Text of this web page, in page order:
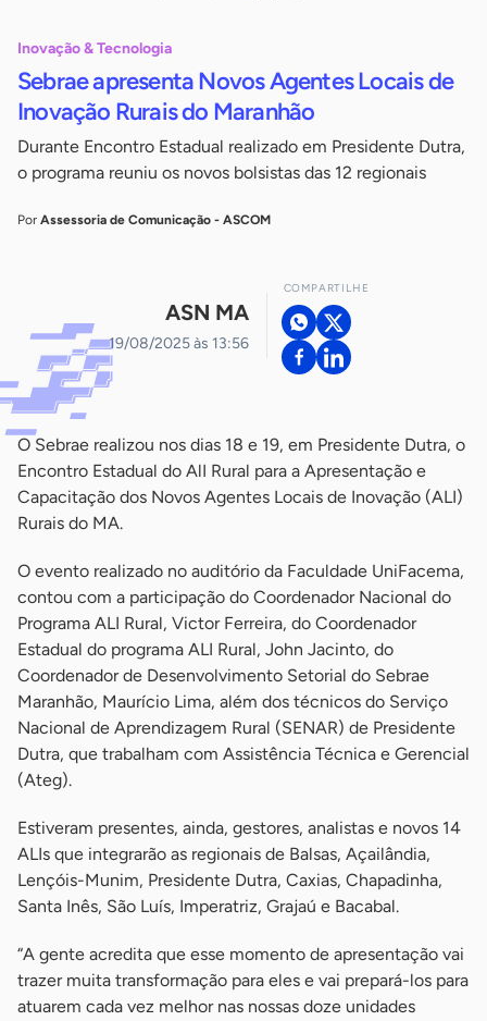
Inovação & Tecnologia
Sebrae apresenta Novos Agentes Locais de
Inovação Rurais do Maranhão
Durante Encontro Estadual realizado em Presidente Dutra,
o programa reuniu os novos bolsistas das 12 regionais
Por Assessoria de Comunicação - ASCOM
ASN MA
19/08/2025 às 13:56
COMPARTILHE
O Sebrae realizou nos dias 18 e 19, em Presidente Dutra, o
Encontro Estadual do AlI Rural para a Apresentação e
Capacitação dos Novos Agentes Locais de Inovação (ALI)
Rurais do MA.
O evento realizado no auditório da Faculdade UniFacema,
contou com a participação do Coordenador Nacional do
Programa ALI Rural, Victor Ferreira, do Coordenador
Estadual do programa ALI Rural, John Jacinto, do
Coordenador de Desenvolvimento Setorial do Sebrae
Maranhão, Maurício Lima, além dos técnicos do Serviço
Nacional de Aprendizagem Rural (SENAR) de Presidente
Dutra, que trabalham com Assistência Técnica e Gerencial
(Ateg).
Estiveram presentes, ainda, gestores, analistas e novos 14
ALIs que integrarão as regionais de Balsas, Açailândia,
Lençóis-Munim, Presidente Dutra, Caxias, Chapadinha,
Santa Inês, São Luís, Imperatriz, Grajaú e Bacabal.
“A gente acredita que esse momento de apresentação vai
trazer muita transformação para eles e vai prepará-los para
atuarem cada vez melhor nas nossas doze unidades